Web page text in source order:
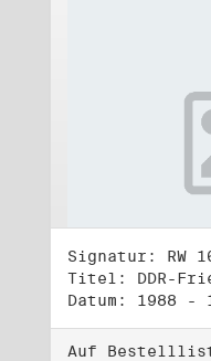
Signatur: RW
Datum: 1988 -
Auf